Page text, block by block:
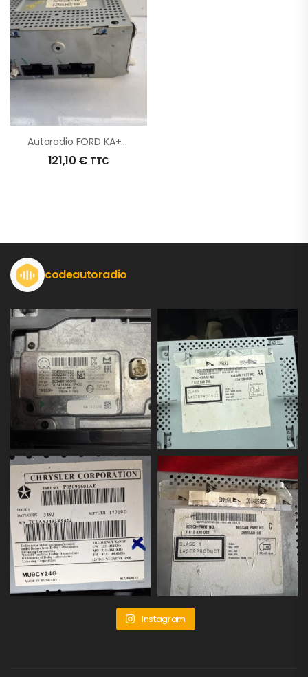
Autoradio FORD KA+ D’origine – 2017 – Occasion
121,10 € TTC
codeautoradio
Instagram